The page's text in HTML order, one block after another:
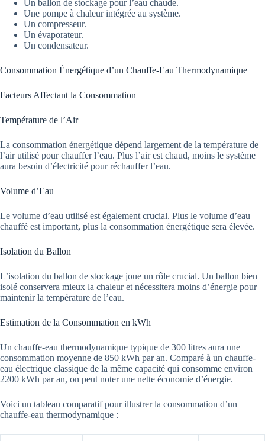
Un ballon de stockage pour l’eau chaude.
Une pompe à chaleur intégrée au système.
Un compresseur.
Un évaporateur.
Un condensateur.
Consommation Énergétique d’un Chauffe-Eau Thermodynamique
Facteurs Affectant la Consommation
Température de l’Air
La consommation énergétique dépend largement de la température de
l’air utilisé pour chauffer l’eau. Plus l’air est chaud, moins le système
aura besoin d’électricité pour réchauffer l’eau.
Volume d’Eau
Le volume d’eau utilisé est également crucial. Plus le volume d’eau
chauffé est important, plus la consommation énergétique sera élevée.
Isolation du Ballon
L’isolation du ballon de stockage joue un rôle crucial. Un ballon bien
isolé conservera mieux la chaleur et nécessitera moins d’énergie pour
maintenir la température de l’eau.
Estimation de la Consommation en kWh
Un chauffe-eau thermodynamique typique de 300 litres aura une
consommation moyenne de 850 kWh par an. Comparé à un chauffe-
eau électrique classique de la même capacité qui consomme environ
2200 kWh par an, on peut noter une nette économie d’énergie.
Voici un tableau comparatif pour illustrer la consommation d’un
chauffe-eau thermodynamique :